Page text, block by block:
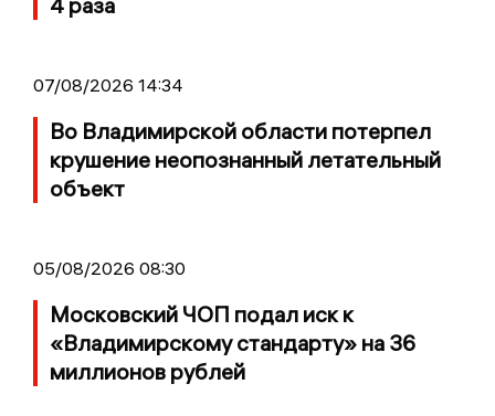
07/08/2026 14:34
Во Владимирской области потерпел
крушение неопознанный летательный
объект
05/08/2026 08:30
Московский ЧОП подал иск к
«Владимирскому стандарту» на 36
миллионов рублей